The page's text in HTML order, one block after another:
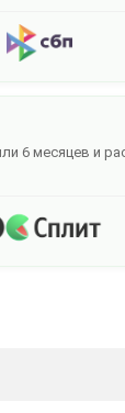
6 месяцев и